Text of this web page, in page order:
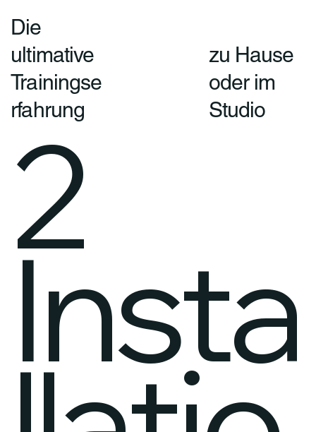
Die
ultimative
Trainingse
rfahrung
zu Hause
oder im
Studio
2
Insta